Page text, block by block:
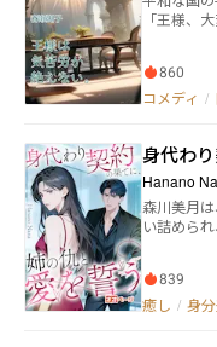
虐げ、女
され、彼
命から救
やかな日
やがて本
嬢の奮闘
「王様、大変です！」 今
860
コメディ /
身代わ
Hanano
森川美月
い詰めら
は冷徹で
死の真相
839
癒し / 身